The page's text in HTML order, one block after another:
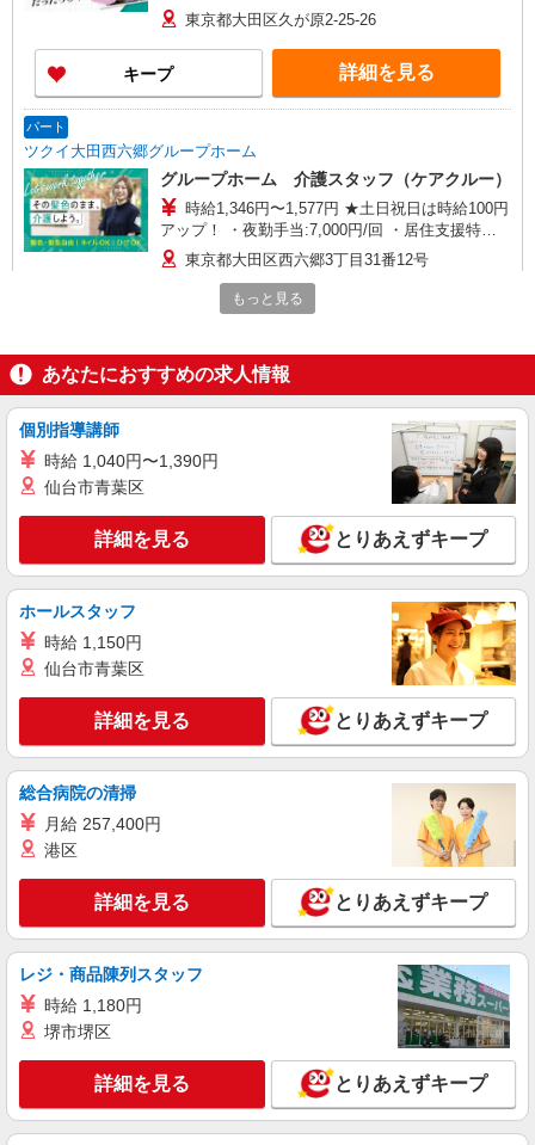
給与幅は資格・経験等による
東京都大田区久が原2-25-26
キープ 詳細を見る
パート
ツクイ大田西六郷グループホーム
グループホーム 介護スタッフ（ケアクルー）
時給1,346円〜1,577円 ★土日祝日は時給100円
アップ！ ・夜勤手当:7,000円/回 ・居住支援特別
手当:120円/時間含む ※給与幅は資格・経験等によ
る
東京都大田区西六郷3丁目31番12号
パート
ツクイ大田中馬込（デイサービス）
デイサービス 介護スタッフ（ケアクルー）
アップ！ ・居住支援特別手当:120円/時間含む ※
キープ 詳細を見る
パート
ツクイ大田多摩川グループホーム
グループホーム 介護スタッフ（ケアクルー）
時給1,346円〜1,577円 ★土日祝日は時給100円
アップ！ ・夜勤手当:7,000円/回 ・居住支援特別
手当:120円/時間含む ※給与幅は資格・経験等によ
る
東京都大田区多摩川一丁目34番5号
キープ 詳細を見る
そんぽの家 大森西/9010aa1
【介護福祉士】 月給：312,300円 年収例：413
万円〜 ※職務手当、特別職務手当、特別地域手
当、（東京都）居住支援特別手当、働きがい向上
手当、働きがい向上手当、特別夜勤手当、日祝手
当（月平均2回分）、夜勤手当（月平均2回分）
等、毎月平均的に支払われる手当を含みます。 ◎
深夜勤手当別途支給：4,000円/回（月平均3回） ◎
残業時は別途時間外手当支給（超過1分〜） ◎居
住支援特別手当は勤続5年目までの方はさらに1万
東京都大田区大森西7丁目6番30号
キープ 詳細を見る
正社員
そんぽの家 東六郷/1019aa1
もっと見る
あなたにおすすめの求人情報
個別指導講師
時給 1,040円〜1,390円
仙台市青葉区
詳細を見る とりあえずキープ
ホールスタッフ
時給 1,150円
仙台市青葉区
詳細を見る とりあえずキープ
総合病院の清掃
月給 257,400円
港区
詳細を見る とりあえずキープ
レジ・商品陳列スタッフ
時給 1,180円
堺市堺区
詳細を見る とりあえずキープ